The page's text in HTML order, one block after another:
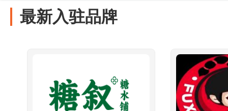
最新入驻品牌